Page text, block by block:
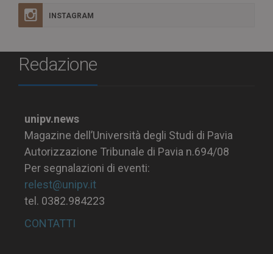
INSTAGRAM
Redazione
unipv.news
Magazine dell’Università degli Studi di Pavia
Autorizzazione Tribunale di Pavia n.694/08
Per segnalazioni di eventi:
relest@unipv.it
tel. 0382.984223
CONTATTI